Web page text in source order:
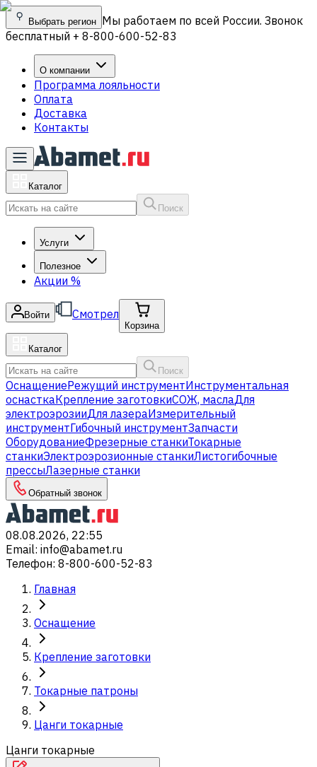
Выбрать регион Мы работаем по всей России. Звонок
бесплатный + 8-800-600-52-83
О компании
Программа лояльности
Оплата
Доставка
Контакты
Каталог
Поиск
Услуги
Полезное
Акции %
Войти Смотрел
Корзина
Каталог
Поиск
ОснащениеРежущий инструментИнструментальная
оснасткаКрепление заготовкиСОЖ, маслаДля
электроэрозииДля лазераИзмерительный
инструментГибочный инструментЗапчасти
ОборудованиеФрезерные станкиТокарные
станкиЭлектроэрозионные станкиЛистогибочные
прессыЛазерные станки
Обратный звонок
08.08.2026, 22:55
Email: info@abamet.ru
Телефон: 8-800-600-52-83
Главная
Оснащение
Крепление заготовки
Токарные патроны
Цанги токарные
Цанги токарные